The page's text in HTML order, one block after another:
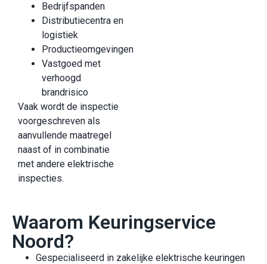
Bedrijfspanden
Distributiecentra en
logistiek
Productieomgevingen
Vastgoed met
verhoogd
brandrisico
Vaak wordt de inspectie
voorgeschreven als
aanvullende maatregel
naast of in combinatie
met andere elektrische
inspecties.
Waarom Keuringservice
Noord?
Gespecialiseerd in zakelijke elektrische keuringen